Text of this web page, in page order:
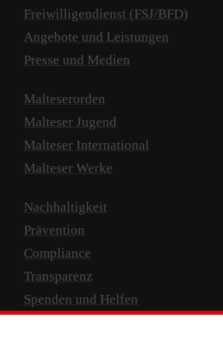
Freiwilligendienst (FSJ/BFD)
Angebote und Leistungen
Presse und Medien
Malteserorden
Malteser Jugend
Malteser International
Malteser Werke
Nachhaltigkeit
Prävention
Compliance
Transparenz
Spenden und Helfen